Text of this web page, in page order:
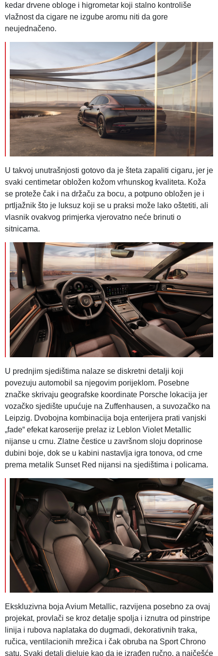
kedar drvene obloge i higrometar koji stalno kontroliše
vlažnost da cigare ne izgube aromu niti da gore
neujednačeno.
U takvoj unutrašnjosti gotovo da je šteta zapaliti cigaru, jer je
svaki centimetar obložen kožom vrhunskog kvaliteta. Koža
se proteže čak i na držaču za bocu, a potpuno obložen je i
prtljažnik što je luksuz koji se u praksi može lako oštetiti, ali
vlasnik ovakvog primjerka vjerovatno neće brinuti o
sitnicama.
U prednjim sjedištima nalaze se diskretni detalji koji
povezuju automobil sa njegovim porijeklom. Posebne
značke skrivaju geografske koordinate Porsche lokacija jer
vozačko sjedište upućuje na Zuffenhausen, a suvozačko na
Leipzig. Dvobojna kombinacija boja enterijera prati vanjski
„fade“ efekat karoserije prelaz iz Leblon Violet Metallic
nijanse u crnu. Zlatne čestice u završnom sloju doprinose
dubini boje, dok se u kabini nastavlja igra tonova, od crne
prema metalik Sunset Red nijansi na sjedištima i policama.
Ekskluzivna boja Avium Metallic, razvijena posebno za ovaj
projekat, provlači se kroz detalje spolja i iznutra od pinstripe
linija i rubova naplataka do dugmadi, dekorativnih traka,
ručica, ventilacionih mrežica i čak obruba na Sport Chrono
satu. Svaki detalj djeluje kao da je izrađen ručno, a najčešće